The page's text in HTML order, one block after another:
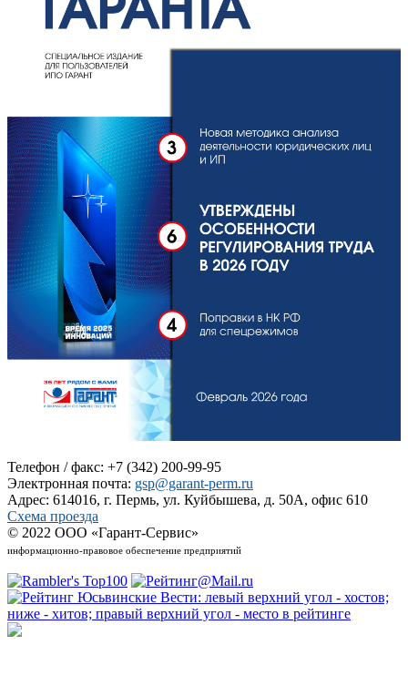
Телефон / факс: +7 (342) 200-99-95
Электронная почта: gsp@garant-perm.ru
Адрес: 614016, г. Пермь, ул. Куйбышева, д. 50А, офис 610
Схема проезда
© 2022 ООО «Гарант-Сервис»
информационно-правовое обеспечение предприятий